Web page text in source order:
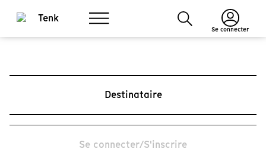
Se connecter
Destinataire
Se connecter/S'inscrire